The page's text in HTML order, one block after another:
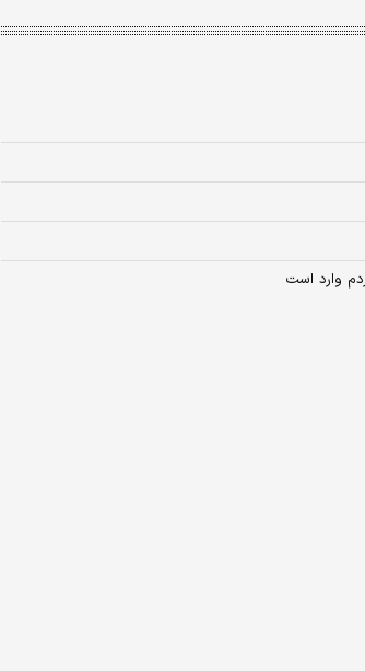
وارد است